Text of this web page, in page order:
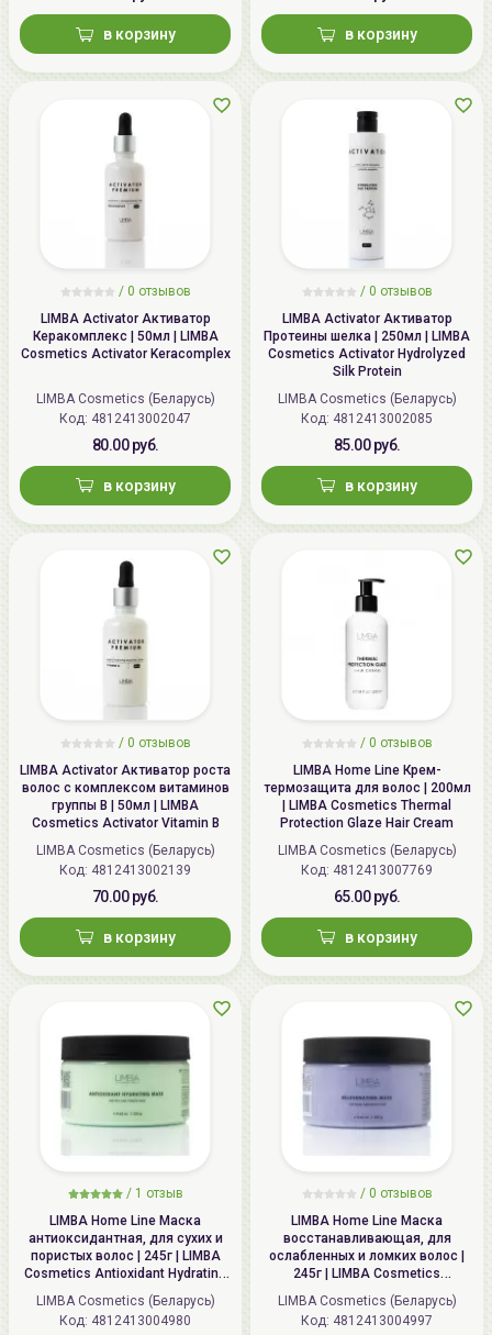
в корзину в корзину
/ 0 отзывов
LIMBA Activator Активатор
Керакомплекс | 50мл | LIMBA
Cosmetics Activator Keracomplex
LIMBA Cosmetics (Беларусь)
Код: 4812413002047
80.00 руб.
в корзину
/ 0 отзывов
LIMBA Activator Активатор
Протеины шелка | 250мл | LIMBA
Cosmetics Activator Hydrolyzed
Silk Protein
LIMBA Cosmetics (Беларусь)
Код: 4812413002085
85.00 руб.
в корзину
/ 0 отзывов
LIMBA Activator Активатор роста
волос с комплексом витаминов
группы В | 50мл | LIMBA
Cosmetics Activator Vitamin B
LIMBA Cosmetics (Беларусь)
Код: 4812413002139
70.00 руб.
в корзину
/ 0 отзывов
LIMBA Home Line Крем-
термозащита для волос | 200мл
| LIMBA Cosmetics Thermal
Protection Glaze Hair Cream
LIMBA Cosmetics (Беларусь)
Код: 4812413007769
65.00 руб.
в корзину
/ 1 отзыв
LIMBA Home Line Маска
антиоксидантная, для сухих и
пористых волос | 245г | LIMBA
Cosmetics Antioxidant Hydrating
Mask for dry and porous hair
LIMBA Cosmetics (Беларусь)
Код: 4812413004980
/ 0 отзывов
LIMBA Home Line Маска
восстанавливающая, для
ослабленных и ломких волос |
245г | LIMBA Cosmetics
Rejuvenating Mask for weak and
brittle hair
LIMBA Cosmetics (Беларусь)
Код: 4812413004997